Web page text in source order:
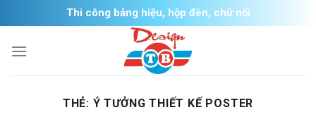
to
content
Thi công bảng hiệu, hộp đèn, chữ nổi
THẺ: Ý TƯỞNG THIẾT KẾ POSTER